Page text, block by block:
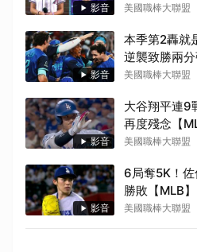
影音 美國職棒大聯盟
影音
本季第2轟就
逆襲致勝兩
美國職棒大聯盟
影音
大谷翔平連9
再度殘念【
美國職棒大聯盟
影音
6局奪5K！
勝敗【MLB
美國職棒大聯盟